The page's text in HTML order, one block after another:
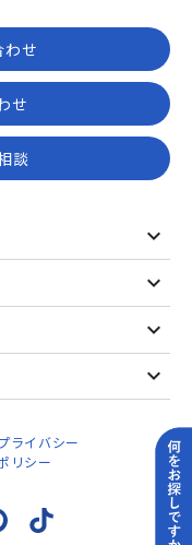
わせ
せ
談
ライバシー
リシー